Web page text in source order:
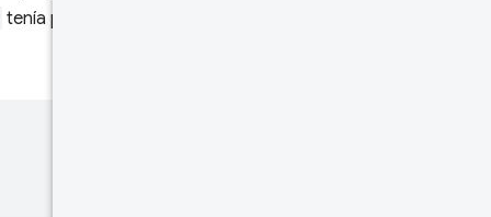
tenía páginas como las que